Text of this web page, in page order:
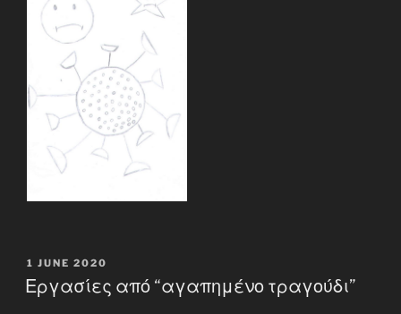
POSTED
ON
1 JUNE 2020
Εργασίες από “αγαπημένο τραγούδι”